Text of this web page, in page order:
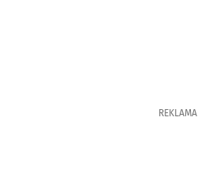
REKLAMA